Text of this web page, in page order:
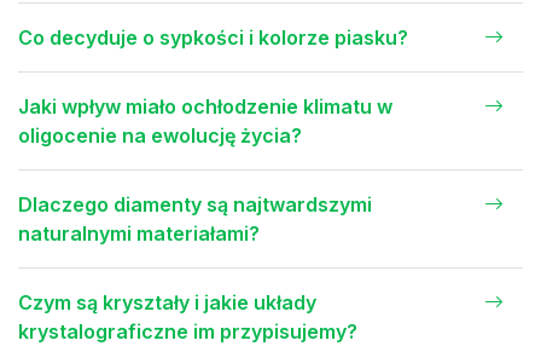
Co decyduje o sypkości i kolorze piasku?
Jaki wpływ miało ochłodzenie klimatu w
oligocenie na ewolucję życia?
Dlaczego diamenty są najtwardszymi
naturalnymi materiałami?
Czym są kryształy i jakie układy
krystalograficzne im przypisujemy?